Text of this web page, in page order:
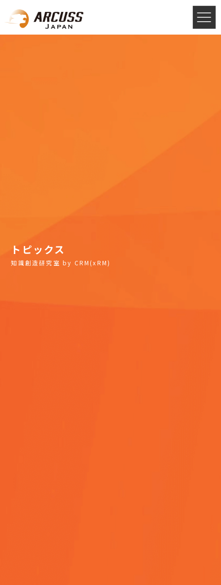
トピックス
知識創造研究室 by CRM(xRM)